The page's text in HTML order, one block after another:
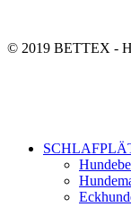
© 2019 BETTEX -